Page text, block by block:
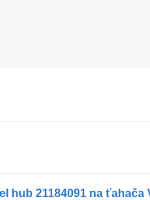
hub 21184091 na ťahača